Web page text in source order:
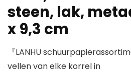
steen, lak,
x 9,3 cm
『LANHU
vellen van elke korrel in